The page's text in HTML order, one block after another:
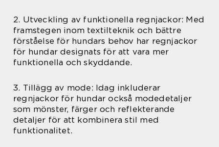
2. Utveckling av funktionella regnjackor: Med
framstegen inom textilteknik och bättre
förståelse för hundars behov har regnjackor
för hundar designats för att vara mer
funktionella och skyddande.
3. Tillägg av mode: Idag inkluderar
regnjackor för hundar också modedetaljer
som mönster, färger och reflekterande
detaljer för att kombinera stil med
funktionalitet.